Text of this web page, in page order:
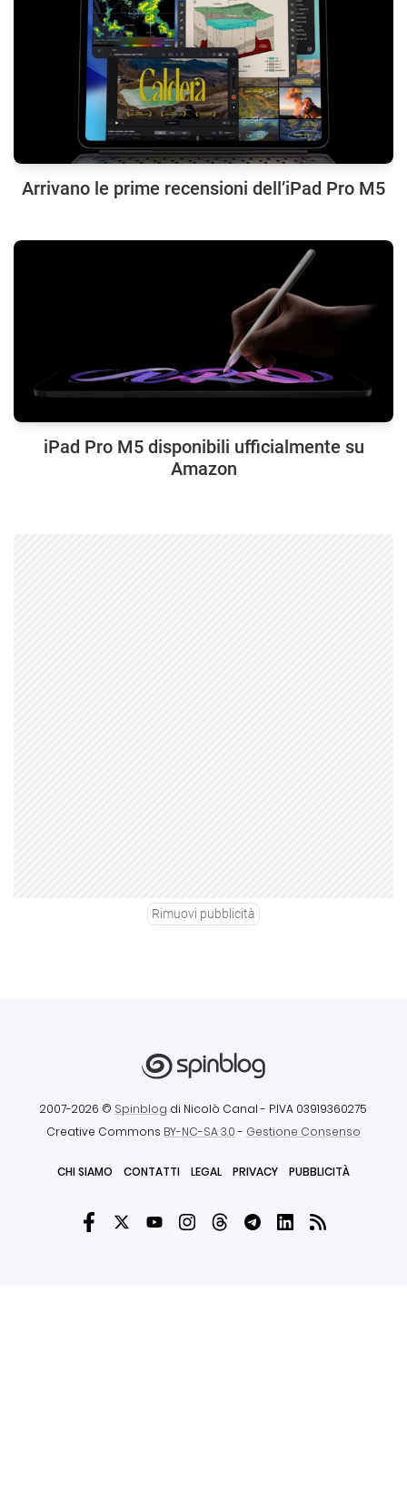
Arrivano le prime recensioni dell’iPad Pro M5
iPad Pro M5 disponibili ufficialmente su
Amazon
Rimuovi pubblicità
2007-2026 © Spinblog di Nicolò Canal - P.IVA 03919360275
Creative Commons BY-NC-SA 3.0- Gestione Consenso
CHI SIAMO CONTATTI LEGAL PRIVACY PUBBLICITÀ